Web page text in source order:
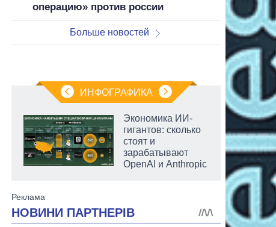
операцию» против россии
Больше новостей
ИНФОГРАФИКА
Экономика ИИ-
гигантов: сколько
стоят и
зарабатывают
OpenAI и Anthropic